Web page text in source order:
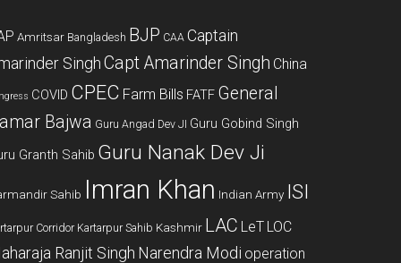
Amritsar Bangladesh BJP CAA Captain
SinghCapt Amarinder Singh China
COVID CPEC Farm Bills FATF General
Bajwa Guru Angad Dev JI Guru Gobind Singh
Granth Sahib Guru Nanak Dev Ji
Sahib Imran Khan Indian Army ISI
Corridor Kartarpur Sahib Kashmir LAC LeT LOC
Ranjit Singh Narendra Modi operation